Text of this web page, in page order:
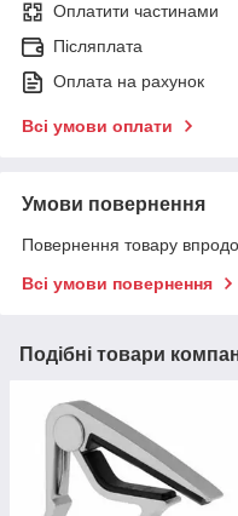
Оплатити частинами
Післяплата
Оплата на рахунок
Всі умови оплати
Умови повернення
Повернення товару
Всі умови повернення
Подібні товари